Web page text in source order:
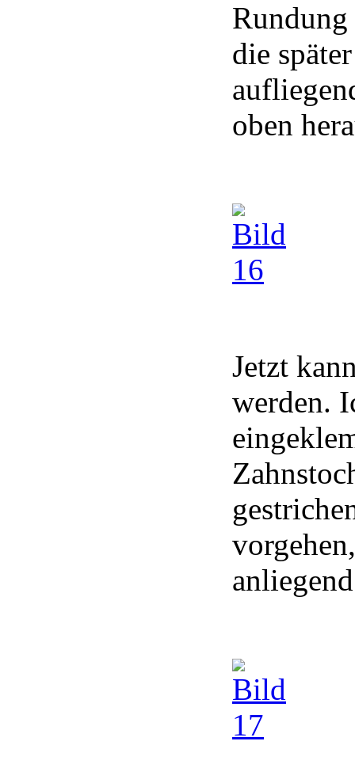
Rundung
die
oben
Jetzt
werden.